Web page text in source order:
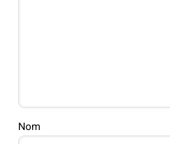
Nom